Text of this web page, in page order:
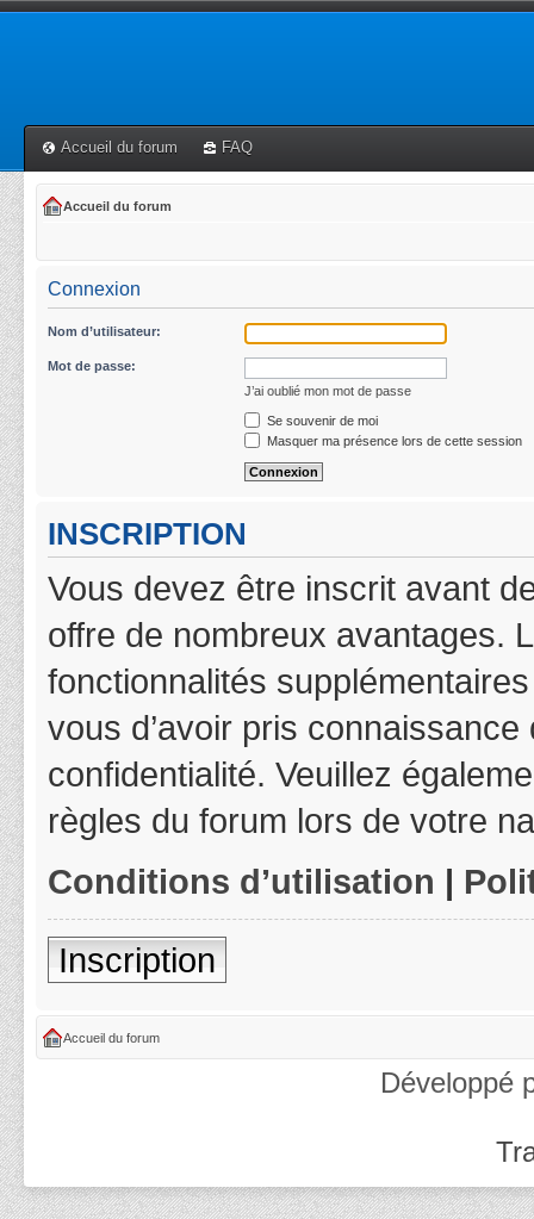
Accueil du forum FAQ
Accueil du forum
Connexion
Nom d’utilisateur:
Mot de passe:
J’ai oublié mon mot de passe
Se souvenir de moi
Masquer ma présence lors de cette session
INSCRIPTION
Vous devez être inscrit avant
offre de nombreux avantages.
fonctionnalités
vous d’avoir pris
confidentialité. Veuillez
règles du forum lors de votre
Conditions d’utilisation |
Inscription
Accueil du forum
Développé